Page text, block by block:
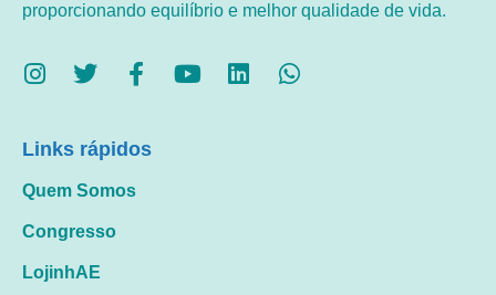
proporcionando equilíbrio e melhor qualidade de vida.
Links rápidos
Quem Somos
Congresso
LojinhAE